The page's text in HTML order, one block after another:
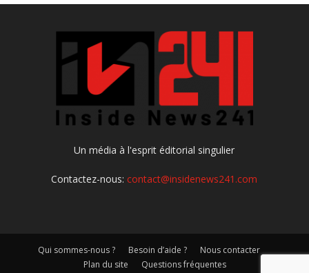
Un média à l'esprit éditorial singulier
Contactez-nous:contact@insidenews241.com
Qui sommes-nous ? Besoin d’aide ?
Nous contacter
Plan du site
Questions fréquentes